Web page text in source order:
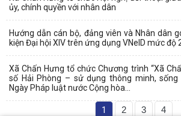
ủy, chính quyền với nhân dân
Hướng dẫn cán bộ, đảng viên và Nhân dân
kiện Đại hội XIV trên ứng dụng VNeID mức độ
Xã Chấn Hưng tổ chức Chương trình “Xã
số Hải Phòng – sử dụng thông minh,
Ngày Pháp luật nước Cộng hòa...
1 2 3 4